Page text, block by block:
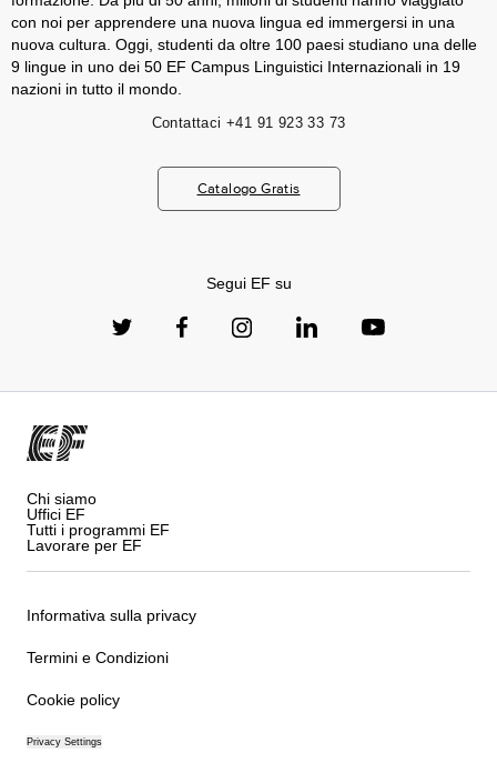
con noi per apprendere una nuova lingua ed immergersi in una
nuova cultura. Oggi, studenti da oltre 100 paesi studiano una delle
9 lingue in uno dei 50 EF Campus Linguistici Internazionali in 19
nazioni in tutto il mondo.
Contattaci +41 91 923 33 73
Catalogo Gratis
Segui EF su
Chi siamo
Uffici EF
Tutti i programmi EF
Lavorare per EF
Informativa sulla privacy
Termini e Condizioni
Cookie policy
Privacy Settings